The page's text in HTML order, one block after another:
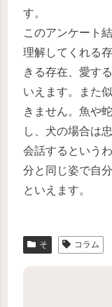
す。
このアンケート
理解してくれる
きる存在、愛す
いえます。また
きません。魚や
し、犬の場合は
会話するという
分と同じ姿で自
といえます。
そ コラム